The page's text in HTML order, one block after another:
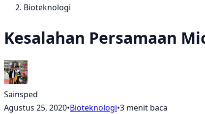
Bioteknologi
Kesalahan Persamaan
Sainsped
Agustus 25, 2020•Bioteknologi•3 menit baca